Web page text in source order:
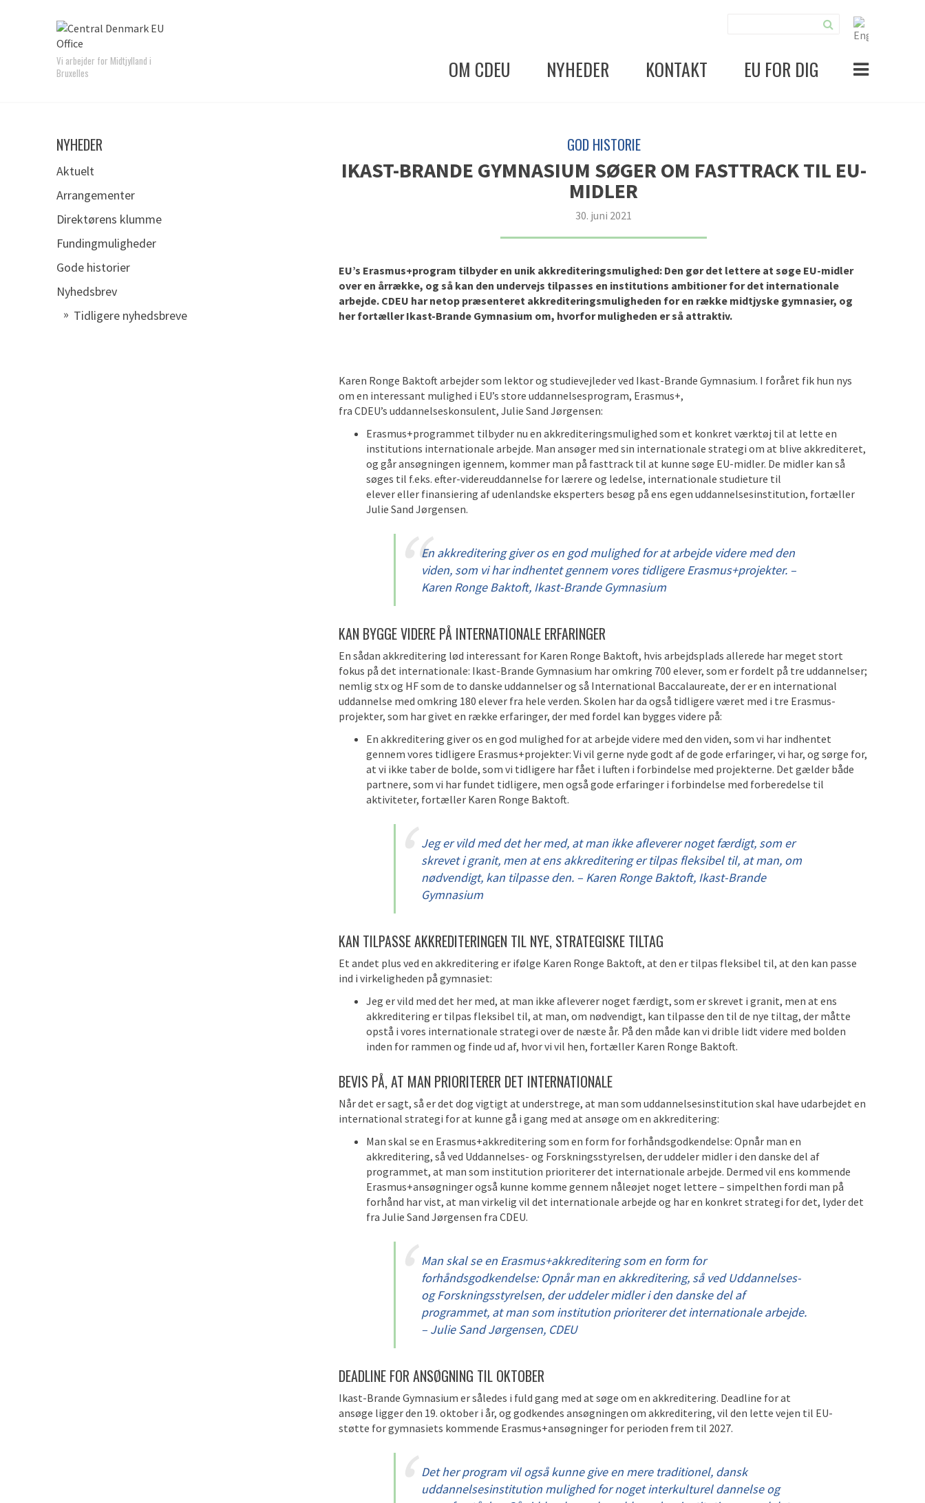
Vi arbejder for Midtjylland i
Bruxelles
OM CDEU NYHEDER KONTAKT EU FOR DIG
NYHEDER
Aktuelt
Arrangementer
Direktørens klumme
Fundingmuligheder
Gode historier
Nyhedsbrev
Tidligere nyhedsbreve
GOD HISTORIE
IKAST-BRANDE GYMNASIUM SØGER OM FASTTRACK TIL EU-
MIDLER
30. juni 2021
EU’s Erasmus+program tilbyder en unik akkrediteringsmulighed: Den gør det lettere at søge EU-midler
over en årrække, og så kan den undervejs tilpasses en institutions ambitioner for det internationale
arbejde. CDEU har netop præsenteret akkrediteringsmuligheden for en række midtjyske gymnasier, og
her fortæller Ikast-Brande Gymnasium om, hvorfor muligheden er så attraktiv.
Karen Ronge Baktoft arbejder som lektor og studievejleder ved Ikast-Brande Gymnasium. I foråret fik hun nys
om en interessant mulighed i EU’s store uddannelsesprogram, Erasmus+,
fra CDEU’s uddannelseskonsulent, Julie Sand Jørgensen:
Erasmus+programmet tilbyder nu en akkrediteringsmulighed som et konkret værktøj til at lette en
institutions internationale arbejde. Man ansøger med sin internationale strategi om at blive akkrediteret,
og går ansøgningen igennem, kommer man på fasttrack til at kunne søge EU-midler. De midler kan så
søges til f.eks. efter-videreuddannelse for lærere og ledelse, internationale studieture til
elever eller finansiering af udenlandske eksperters besøg på ens egen uddannelsesinstitution, fortæller
Julie Sand Jørgensen.
En akkreditering giver os en god mulighed for at arbejde videre med den
viden, som vi har indhentet gennem vores tidligere Erasmus+projekter. –
Karen Ronge Baktoft, Ikast-Brande Gymnasium
KAN BYGGE VIDERE PÅ INTERNATIONALE ERFARINGER
En sådan akkreditering lød interessant for Karen Ronge Baktoft, hvis arbejdsplads allerede har meget stort
fokus på det internationale: Ikast-Brande Gymnasium har omkring 700 elever, som er fordelt på tre uddannelser;
nemlig stx og HF som de to danske uddannelser og så International Baccalaureate, der er en international
uddannelse med omkring 180 elever fra hele verden. Skolen har da også tidligere været med i tre Erasmus-
projekter, som har givet en række erfaringer, der med fordel kan bygges videre på:
En akkreditering giver os en god mulighed for at arbejde videre med den viden, som vi har indhentet
gennem vores tidligere Erasmus+projekter: Vi vil gerne nyde godt af de gode erfaringer, vi har, og sørge for,
at vi ikke taber de bolde, som vi tidligere har fået i luften i forbindelse med projekterne. Det gælder både
partnere, som vi har fundet tidligere, men også gode erfaringer i forbindelse med forberedelse til
aktiviteter, fortæller Karen Ronge Baktoft.
Jeg er vild med det her med, at man ikke afleverer noget færdigt, som er
skrevet i granit, men at ens akkreditering er tilpas fleksibel til, at man, om
nødvendigt, kan tilpasse den. – Karen Ronge Baktoft, Ikast-Brande
Gymnasium
KAN TILPASSEAKKREDITERINGEN TIL NYE, STRATEGISKE TILTAG
Et andet plus ved en akkreditering er ifølge Karen Ronge Baktoft, at den er tilpas fleksibel til, at den kan passe
ind i virkeligheden på gymnasiet:
Jeg er vild med det her med, at man ikke afleverer noget færdigt, som er skrevet i granit, men at ens
akkreditering er tilpas fleksibel til, at man, om nødvendigt, kan tilpasse den til de nye tiltag, der måtte
opstå i vores internationale strategi over de næste år. På den måde kan vi drible lidt videre med bolden
inden for rammen og finde ud af, hvor vi vil hen, fortæller Karen Ronge Baktoft.
BEVIS PÅ, AT MAN PRIORITERER DET INTERNATIONALE
Når det er sagt, så er det dog vigtigt at understrege, at man som uddannelsesinstitution skal have udarbejdet en
international strategi for at kunne gå i gang med at ansøge om en akkreditering:
Man skal se en Erasmus+akkreditering som en form for forhåndsgodkendelse: Opnår man en
akkreditering, så ved Uddannelses- og Forskningsstyrelsen, der uddeler midler i den danske del af
programmet, at man som institution prioriterer det internationale arbejde. Dermed vil ens kommende
Erasmus+ansøgninger også kunne komme gennem nåleøjet noget lettere – simpelthen fordi man på
forhånd har vist, at man virkelig vil det internationale arbejde og har en konkret strategi for det, lyder det
fra Julie Sand Jørgensen fra CDEU.
Man skal se en Erasmus+akkreditering som en form for
forhåndsgodkendelse: Opnår man en akkreditering, så ved Uddannelses-
og Forskningsstyrelsen, der uddeler midler i den danske del af
programmet, at man som institution prioriterer det internationale arbejde.
– Julie Sand Jørgensen, CDEU
DEADLINE FOR ANSØGNING TIL OKTOBER
Ikast-Brande Gymnasium er således i fuld gang med at søge om en akkreditering. Deadline for at
ansøge liggerden 19. oktober i år, og godkendes ansøgningen om akkreditering, vil den lette vejen til EU-
støtte forgymnasiets kommende Erasmus+ansøgninger for perioden frem til 2027.
Det her program vil også kunne give en mere traditionel, dansk
uddannelsesinstitution mulighed for noget interkulturel dannelse og